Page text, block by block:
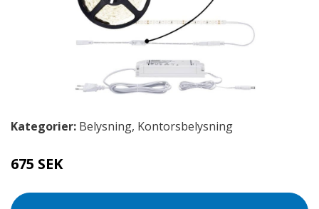
Kategorier: Belysning, Kontorsbelysning
675 SEK